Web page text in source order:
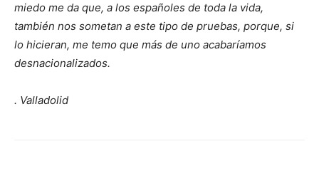
miedo me da que, a los españoles de toda la vida,
también nos sometan a este tipo de pruebas, porque, si
lo hicieran, me temo que más de uno acabaríamos
desnacionalizados.
. Valladolid